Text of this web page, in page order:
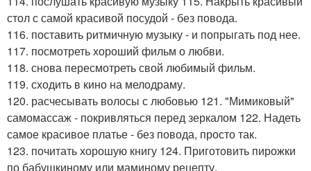
стол с самой красивой посудой - без повода.
116. поставить ритмичную музыку - и попрыгать под нее.
117. посмотреть хороший фильм о любви.
118. снова пересмотреть свой любимый фильм.
119. сходить в кино на мелодраму.
120. расчесывать волосы с любовью 121. "Мимиковый"
самомассаж - покривляться перед зеркалом 122. Надеть
самое красивое платье - без повода, просто так.
123. почитать хорошую книгу 124. Приготовить пирожки
по бабушкиному или маминому рецепту.